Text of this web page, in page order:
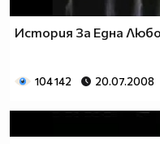
История За Една
104 142 20.07.2008